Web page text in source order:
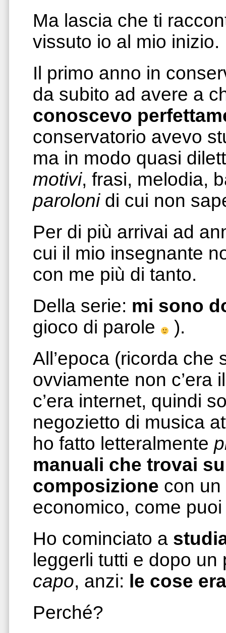
Ma lascia che ti
vissuto io al mio inizio.
Il primo anno in
da subito ad avere a
conoscevo
conservatorio avevo
ma in modo quasi
motivi, frasi, melodia,
parolonidi cui non
Per di più arrivai ad
cui il mio insegnante
con me più di tanto.
Della serie: mi sono
gioco di parole
).
All’epoca (ricorda che
ovviamente non c’era
c’era internet, quindi
negozietto di musica
ho fatto letteralmente
manuali che trovai
composizione con
economico, come
Ho cominciato a
leggerli tutti e dopo
capo, anzi: le cose
Perché?